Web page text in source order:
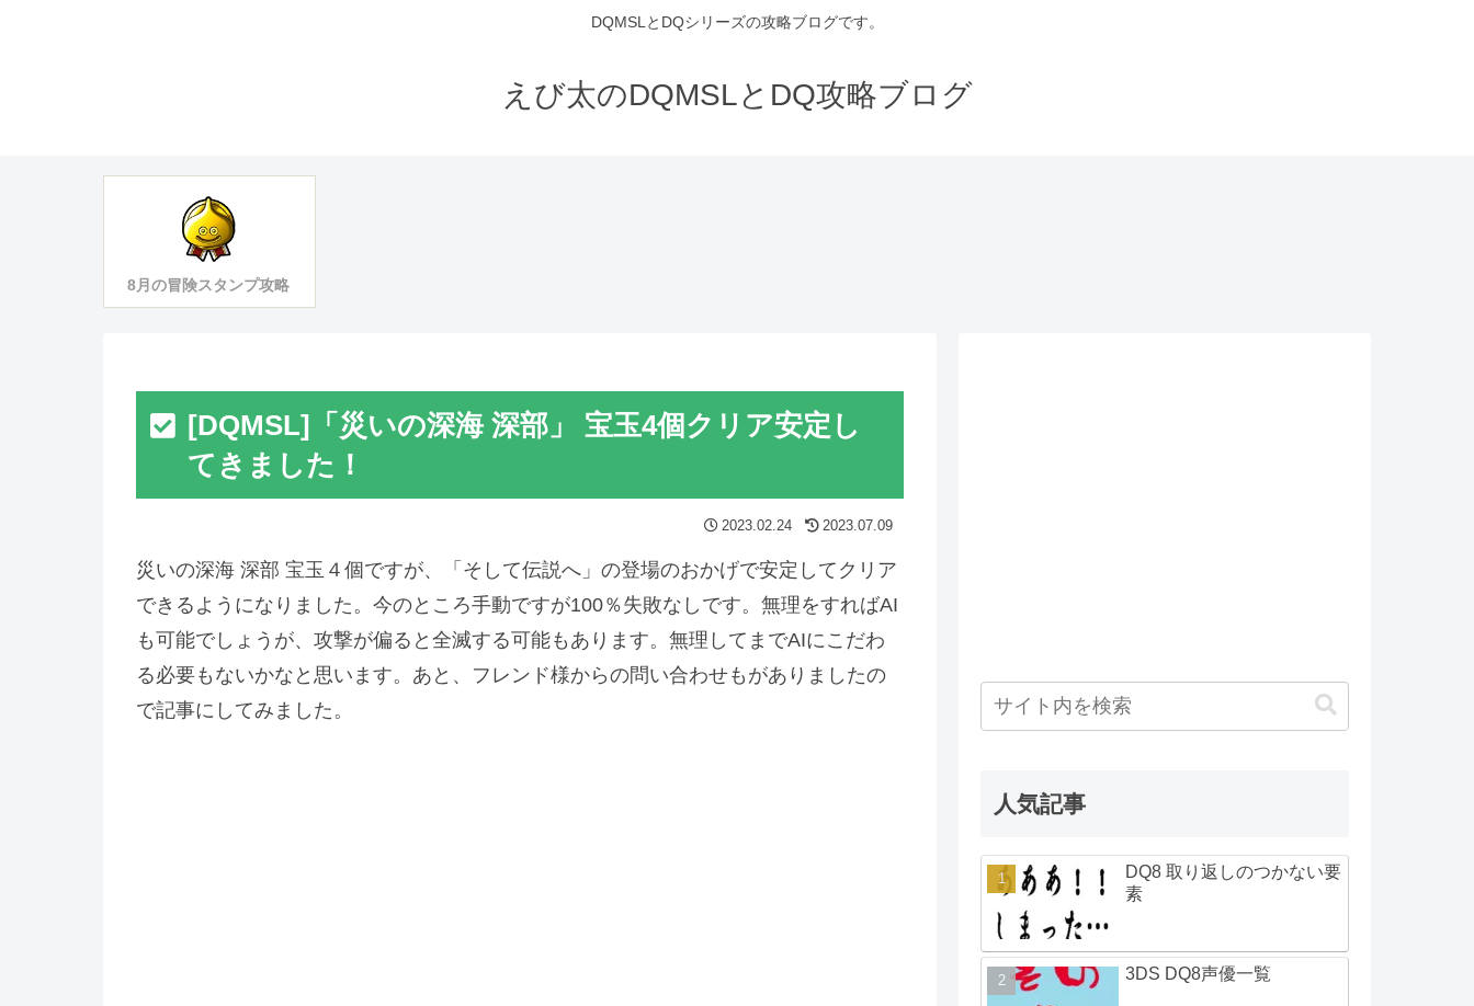
DQMSLとDQシリーズの攻略ブログです。
えび太のDQMSLとDQ攻略ブログ
8月の冒険スタンプ攻略
[DQMSL]「災いの深海 深部」 宝玉4個クリア安定し
てきました！
2023.02.24 2023.07.09
災いの深海 深部 宝玉４個ですが、「そして伝説へ」の登場のおかげで安定してクリア
できるようになりました。今のところ手動ですが100％失敗なしです。無理をすればAI
も可能でしょうが、攻撃が偏ると全滅する可能もあります。無理してまでAIにこだわ
る必要もないかなと思います。あと、フレンド様からの問い合わせもがありましたの
で記事にしてみました。
人気記事
DQ8 取り返しのつかない要
素
3DS DQ8声優一覧